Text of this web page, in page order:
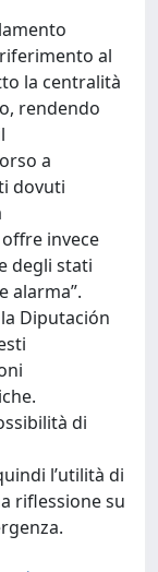
al
la centralità
rendendo
a
dovuti
invece
degli stati
alarma”.
Diputación
di
l’utilità di
riflessione su